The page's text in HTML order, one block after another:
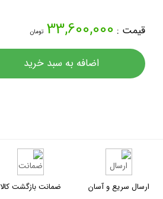
قیمت : 33,600,000 تومان
اضافه به سبد خرید
ارسال سریع و آسان ضمانت بازگشت کالا